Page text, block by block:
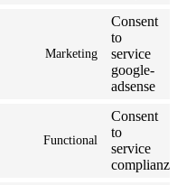
Marketing
Consent
to
service
google-
adsense
Functional
Consent
to
service
complianz